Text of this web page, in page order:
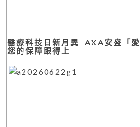
醫療科技日新月異 AXA安盛「
您的保障跟得上